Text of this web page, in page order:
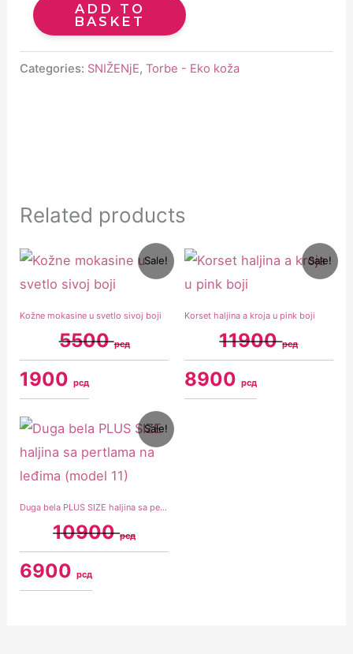
ADD TO
BASKET
Categories: SNIŽENjE,Torbe - Eko koža
Related products
Sale!
Kožne mokasine u svetlo sivoj boji
5500рсд
Original
price
5500 рсд.
1900рсд
Current
price
is:
1900 рсд.
Sale!
Korset haljina a kroja u pink boji
11900рсд
Original
price
was:
11900 рсд.
8900 рсд
Current
price
Sale!
Duga bela PLUS SIZE haljina sa pertlama na leđima (model 11)
10900рсд
Original
price
was:
10900 рсд.
6900рсд
Current
price
6900 рсд.